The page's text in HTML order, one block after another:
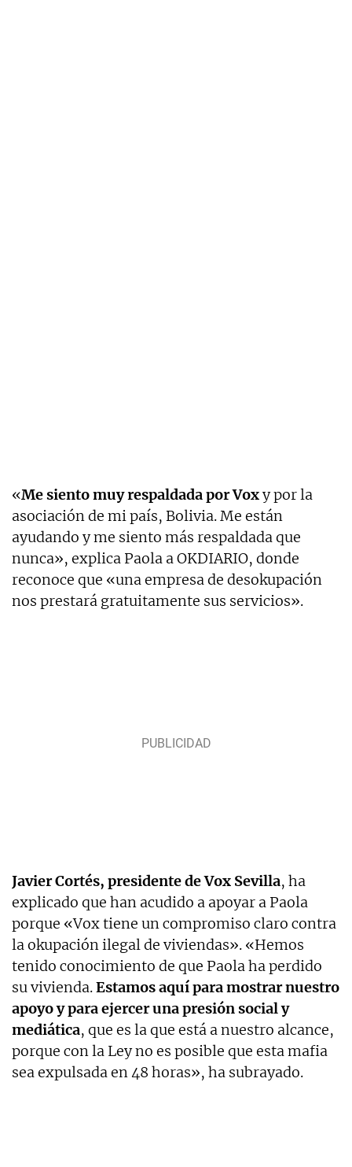
«Me siento muy respaldada por Voxy por la
asociación de mi país, Bolivia. Me están
ayudando y me siento más respaldada que
nunca», explica Paola a OKDIARIO, donde
reconoce que «una empresa de desokupación
nos prestará gratuitamente sus servicios».
Javier Cortés, presidente de Vox Sevilla, ha
explicado que han acudido a apoyar a Paola
porque «Vox tiene un compromiso claro contra
la okupación ilegal de viviendas». «Hemos
tenido conocimiento de que Paola ha perdido
su vivienda.Estamos aquí para mostrar nuestro
apoyo y para ejercer una presión social y
mediática, que es la que está a nuestro alcance,
porque con la Ley no es posible que esta mafia
sea expulsada en 48 horas», ha subrayado.